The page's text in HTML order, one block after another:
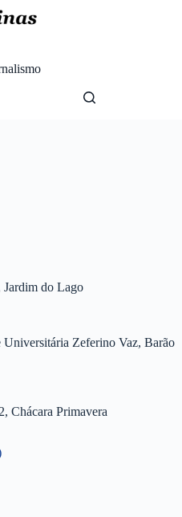
Jardim do Lago
Zeferino Vaz, Barão
Chácara Primavera